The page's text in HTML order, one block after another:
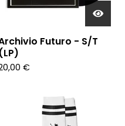
Futuro - S/T
(LP)
€